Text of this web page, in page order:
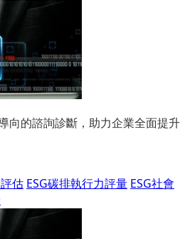
向的諮詢診斷，助力企業全面提升
估 ESG碳排執行力評量 ESG社會